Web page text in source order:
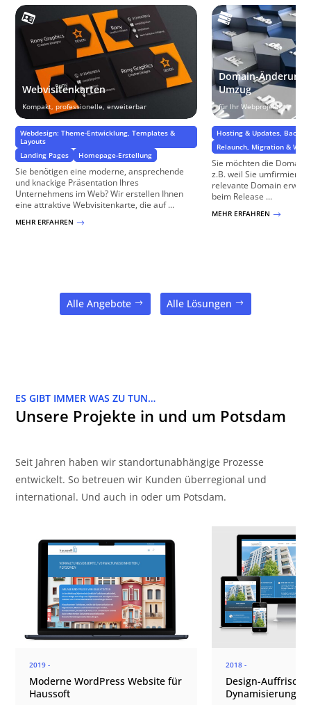
Webvisitenkarten
Kompakt, professionelle, erweiterbar
Webdesign: Theme-Entwicklung, Templates &
Layouts
Landing Pages
Homepage-Erstellung
Sie benötigen eine moderne, ansprechende
und knackige Präsentation Ihres
Unternehmens im Web? Wir erstellen Ihnen
eine attraktive Webvisitenkarte, die auf ...
MEHR ERFAHREN $
Domain-Änderung
Umzug
für Ihr Webprojekt
Hosting & Updates,
Relaunch, Migration &
Sie möchten die Domain
z.B. weil Sie umfirmieren
relevante Domain
beim Release ...
MEHR ERFAHREN $
Alle Angebote Alle Lösungen
ES GIBT IMMER WAS ZU TUN…
Unsere Projekte in und um Potsdam
Seit Jahren haben wir standortunabhängige Prozesse
entwickelt. So betreuen wir Kunden überregional und
international. Und auch in oder um Potsdam.
2019 -
Moderne WordPress Website für
Haussoft
2018 -
Design-
Dynamisierung